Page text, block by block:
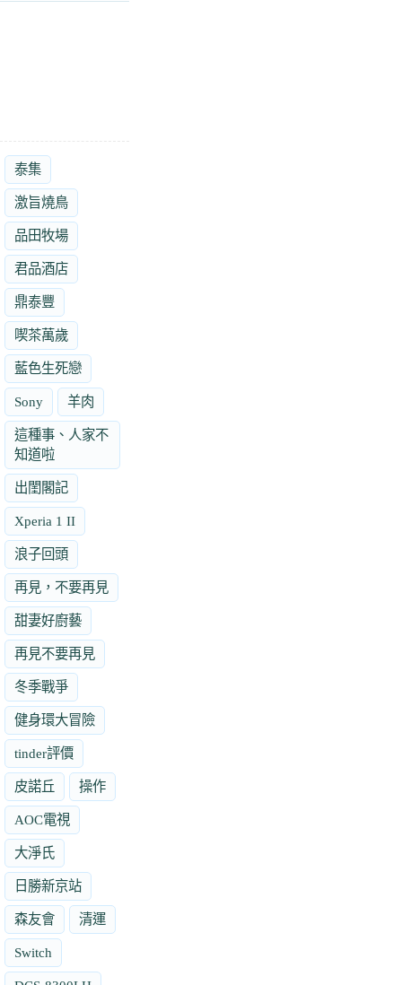
泰集
激旨燒鳥
品田牧場
君品酒店
鼎泰豐
喫茶萬歲
藍色生死戀
Sony 羊肉
這種事、人家不
知道啦
出閨閣記
Xperia 1 II
浪子回頭
再見，不要再見
甜妻好廚藝
再見不要再見
冬季戰爭
健身環大冒險
tinder評價
皮諾丘 操作
AOC電視
大淨氏
日勝新京站
森友會 清運
Switch